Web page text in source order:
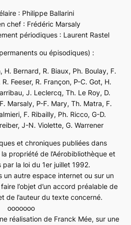
: Philippe Ballarini
chef : Frédéric Marsaly
périodiques : Laurent Rastel
ou épisodiques) :
H. Bernard, R. Biaux, Ph. Boulay, F.
Feeser, R. Françon, P-C. Got, H.
J. Leclercq, Th. Le Roy, D.
Marsaly, P-F. Mary, Th. Matra, F.
F. Ribailly, Ph. Ricco, G-D.
J-N. Violette, G. Warrener
et chroniques publiées dans
propriété de l’Aérobibliothèque et
la loi du 1er juillet 1992.
un autre espace internet ou sur un
l’objet d’un accord préalable de
de l’auteur du texte concerné.
ooooooo
réalisation de Franck Mée, sur une